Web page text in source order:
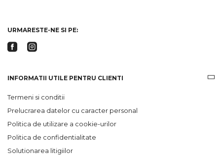
URMARESTE-NE SI PE:
INFORMATII UTILE PENTRU CLIENTI
Termeni si conditii
Prelucrarea datelor cu caracter personal
Politica de utilizare a cookie-urilor
Politica de confidentialitate
Solutionarea litigiilor